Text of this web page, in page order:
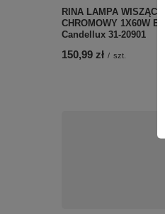
RINA LAMPA WISZĄCA
CHROMOWY 1X60W E27
Candellux 31-20901
150,99 zł / szt.